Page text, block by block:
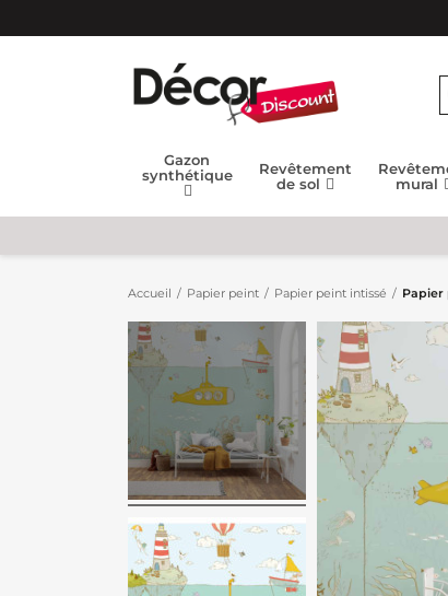
Gazon
synthétique
Revêtement
de sol
mural
Accueil Papier peint Papier peint intissé Papier